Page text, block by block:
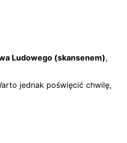
Ludowego (skansenem),
jednak poświęcić chwilę,